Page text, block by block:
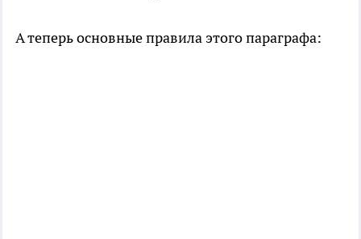
А теперь основные правила этого параграфа: